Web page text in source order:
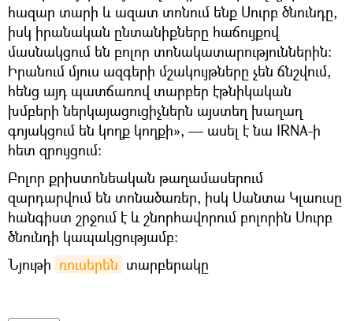
հազար տարի և ազատ տոնում ենք Սուրբ ծնունդը,
իսկ իրանական ընտանիքները հաճույքով
մասնակցում են բոլոր տոնակատարություններին:
Իրանում մյուս ազգերի մշակույթները չեն ճնշվում,
հենց այդ պատճառով տարբեր էթնիկական
խմբերի ներկայացուցիչներն այստեղ խաղաղ
գոյակցում են կողք կողքի», — ասել է նա IRNA-ի
հետ զրույցում:
Բոլոր քրիստոնեական թաղամասերում
զարդարվում են տոնածառեր, իսկ Սանտա Կլաուսը
հանգիստ շրջում է և շնորհավորում բոլորին Սուրբ
ծնունդի կապակցությամբ:
Նյութի ռուսերեն տարբերակը